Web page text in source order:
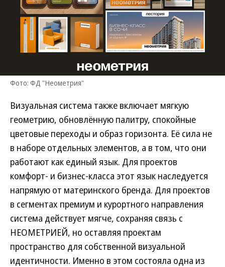
Фото: ФД "Неометрия"
Визуальная система также включает мягкую
геометрию, обновлённую палитру, спокойные
цветовые переходы и образ горизонта. Её сила не
в наборе отдельных элементов, а в том, что они
работают как единый язык. Для проектов
комфорт- и бизнес-класса этот язык наследуется
напрямую от материнского бренда. Для проектов
в сегментах премиум и курортного направления
система действует мягче, сохраняя связь с
НЕОМЕТРИЕЙ, но оставляя проектам
пространство для собственной визуальной
идентичности. Именно в этом состояла одна из